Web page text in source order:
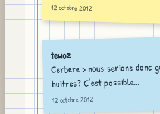
12 octobre 2012
tewoz
Cerbere > nous serions donc
huitres? C'est possible...
12 octobre 2012